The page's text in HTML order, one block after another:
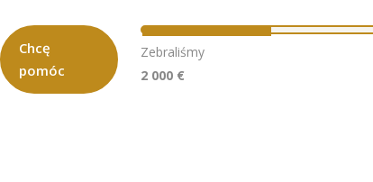
Chcę
pomóc
Zebraliśmy
2 000 €